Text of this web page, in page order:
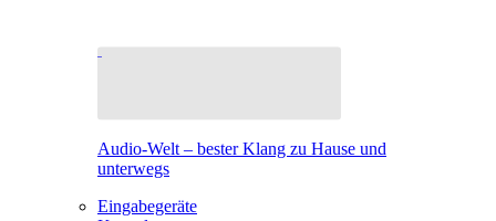
Audio-Welt – bester Klang zu Hause und
unterwegs
Eingabegeräte